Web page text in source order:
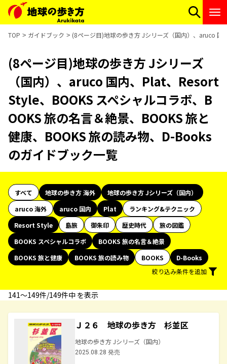
TOP ガイドブック (8ページ目)地球の歩き方 Jシリーズ（国内）、aruco 国
(8ページ目)地球の歩き方 Jシリーズ
（国内）、aruco 国内、Plat、Resort
Style、BOOKS スペシャルコラボ、B
OOKS 旅の名言＆絶景、BOOKS 旅と
健康、BOOKS 旅の読み物、D-Books
のガイドブック一覧
すべて 地球の歩き方 海外
地球の歩き方 Jシリーズ（国内）
aruco 海外
aruco 国内 Plat
ランキング&テクニック
Resort Style
島旅 御朱印 歴史時代
旅の図鑑
BOOKS スペシャルコラボ
BOOKS 旅の名言＆絶景
BOOKS 旅と健康
BOOKS 旅の読み物 BOOKS
D-Books
絞り込み条件を追加
141〜149件/149件中 を表示
Ｊ２６ 地球の歩き方 杉並区
地球の歩き方 Jシリーズ（国内）
2025.08.28 発売